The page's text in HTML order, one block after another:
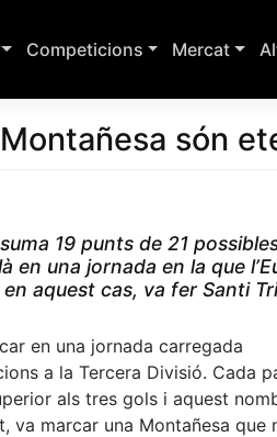
Competicions Mercat
són
19 punts de 21
en una jornada en la que
aquest cas, va fer Santi
en una jornada carregada
a la Tercera Divisió. Cada
als tres gols i aquest
va marcar una Montañesa que